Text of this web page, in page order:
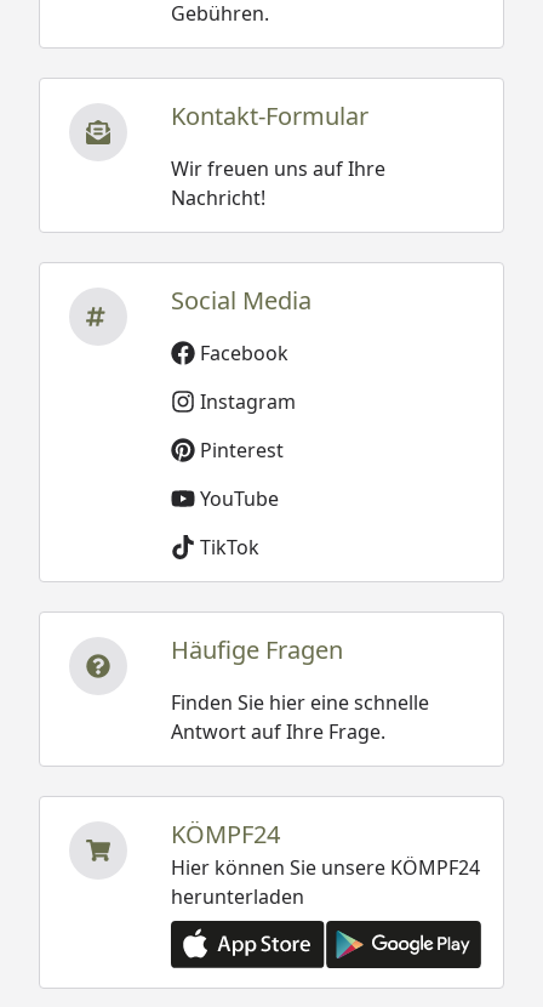
Gebühren.
Kontakt-Formular
Wir freuen uns auf Ihre
Nachricht!
Social Media
Facebook
Instagram
Pinterest
YouTube
TikTok
Häufige Fragen
Finden Sie hier eine schnelle
Antwort auf Ihre Frage.
KÖMPF24
Hier können Sie unsere KÖMPF24
herunterladen